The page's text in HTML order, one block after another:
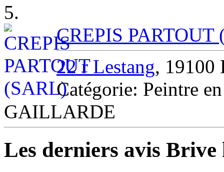
5.
CREPIS PARTOUT
22 r Lestang,
Catégorie: Peintre
GAILLARDE
Les derniers avis